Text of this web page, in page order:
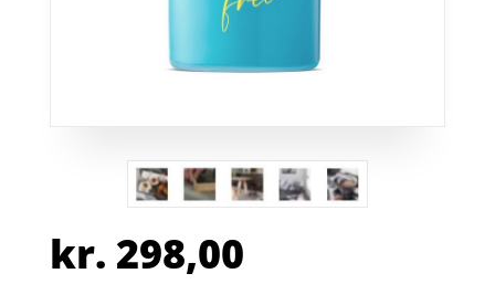
kr. 298,00